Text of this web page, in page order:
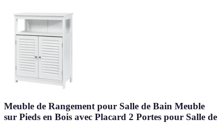
Meuble de Rangement pour Salle de Bain Meuble
sur Pieds en Bois avec Placard 2 Portes pour Salle de